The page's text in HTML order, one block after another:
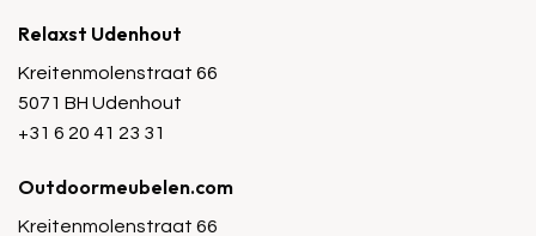
Relaxst Udenhout
Kreitenmolenstraat 66
5071 BH Udenhout
+31 6 20 41 23 31
Outdoormeubelen.com
Kreitenmolenstraat 66